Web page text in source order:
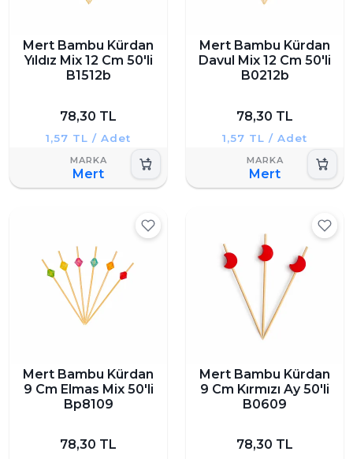
Mert Bambu Kürdan
Yıldız Mix 12 Cm 50'li
B1512b
78,30 TL
1,57 TL / Adet
Mert
Mert Bambu Kürdan
Davul Mix 12 Cm 50'li
B0212b
78,30 TL
1,57 TL / Adet
Mert
Mert Bambu Kürdan
9 Cm Elmas Mix 50'li
Bp8109
78,30 TL
Mert Bambu Kürdan
9 Cm Kırmızı Ay 50'li
B0609
78,30 TL